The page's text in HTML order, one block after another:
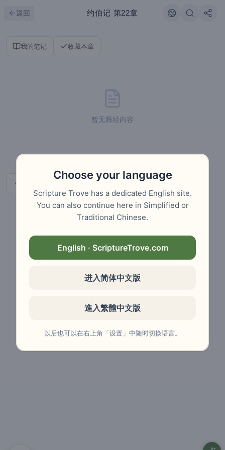
返回 约伯记 第22章
我的笔记 收藏本章
暂无释经内容
Choose your language
Scripture Trove has a dedicated English site.
You can also continue here in Simplified or
Traditional Chinese.
English · ScriptureTrove.com
进入简体中文版
進入繁體中文版
以后也可以在右上角「设置」中随时切换语言。